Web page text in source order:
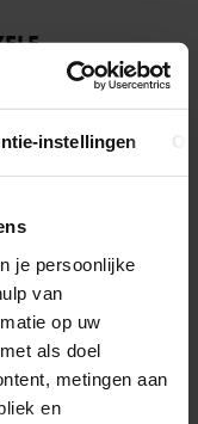
instellingen
je persoonlijke
van
op uw
als doel
metingen aan
en